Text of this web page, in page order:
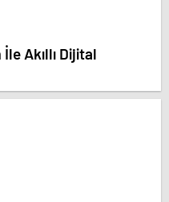
Akıllı Dijital